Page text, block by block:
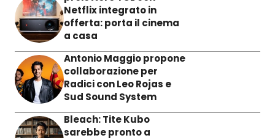
Netflix integrato in
offerta: porta il cinema
a casa
Antonio Maggio propone
collaborazione per
Radici con Leo Rojas e
Sud Sound System
Bleach: Tite Kubo
sarebbe pronto a